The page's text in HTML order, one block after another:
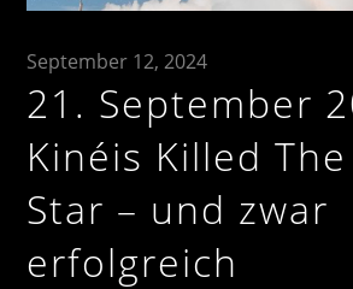
September 12, 2024
21. September
Kinéis Killed
Star – und zwar
erfolgreich